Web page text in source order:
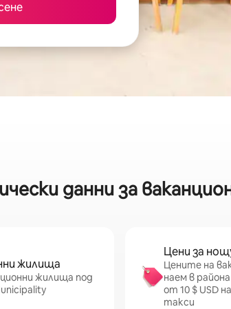
данни за
жилища
жилища под
Цени за
Цените на
наем в
от 10 $ USD
такси